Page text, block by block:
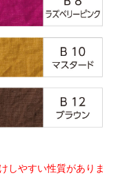
しやすい性質がありま